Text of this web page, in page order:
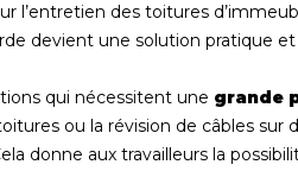
l’entretien des toitures
devient une solution pratique et
qui nécessitent une grande
ou la révision de câbles
donne aux travailleurs la